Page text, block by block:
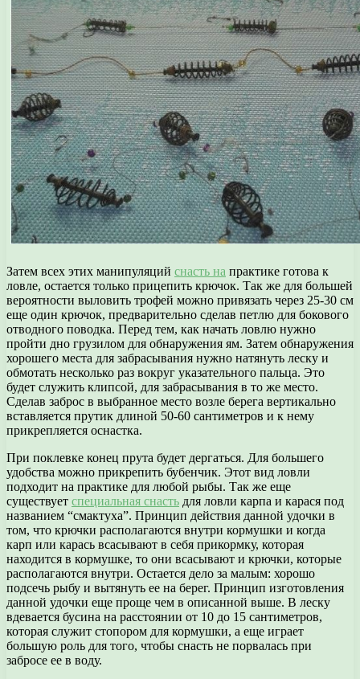
Затем всех этих манипуляций снасть на практике готова к
ловле, остается только прицепить крючок. Так же для большей
вероятности выловить трофей можно привязать через 25-30 см
еще один крючок, предварительно сделав петлю для бокового
отводного поводка. Перед тем, как начать ловлю нужно
пройти дно грузилом для обнаружения ям. Затем обнаружения
хорошего места для забрасывания нужно натянуть леску и
обмотать несколько раз вокруг указательного пальца. Это
будет служить клипсой, для забрасывания в то же место.
Сделав заброс в выбранное место возле берега вертикально
вставляется прутик длиной 50-60 сантиметров и к нему
прикрепляется оснастка.
При поклевке конец прута будет дергаться. Для большего
удобства можно прикрепить бубенчик. Этот вид ловли
подходит на практике для любой рыбы. Так же еще
существует специальная снасть для ловли карпа и карася под
названием “смактуха”. Принцип действия данной удочки в
том, что крючки располагаются внутри кормушки и когда
карп или карась всасывают в себя прикормку, которая
находится в кормушке, то они всасывают и крючки, которые
располагаются внутри. Остается дело за малым: хорошо
подсечь рыбу и вытянуть ее на берег. Принцип изготовления
данной удочки еще проще чем в описанной выше. В леску
вдевается бусина на расстоянии от 10 до 15 сантиметров,
которая служит стопором для кормушки, а еще играет
большую роль для того, чтобы снасть не порвалась при
забросе ее в воду.